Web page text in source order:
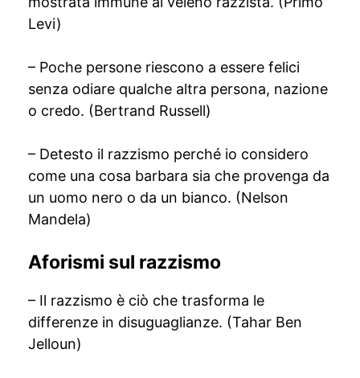
Levi)
– Poche persone riescono a essere felici
senza odiare qualche altra persona, nazione
o credo. (Bertrand Russell)
– Detesto il razzismo perché io considero
come una cosa barbara sia che provenga da
un uomo nero o da un bianco. (Nelson
Mandela)
Aforismi sul razzismo
– Il razzismo è ciò che trasforma le
differenze in disuguaglianze. (Tahar Ben
Jelloun)